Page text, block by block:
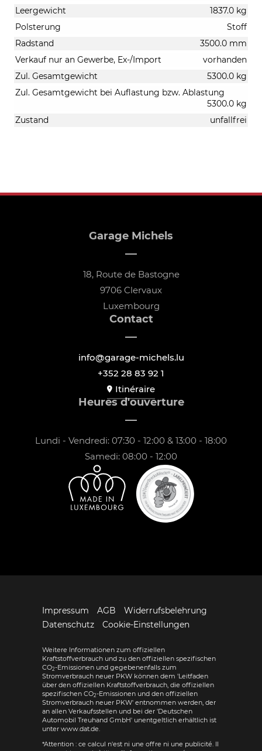
Leergewicht
1837.0 kg
Polsterung
Stoff
Radstand
3500.0 mm
Verkauf nur an Gewerbe, Ex-/Import
vorhanden
Zul. Gesamtgewicht
5300.0 kg
Zul. Gesamtgewicht bei Auflastung bzw. Ablastung
5300.0 kg
Zustand
unfallfrei
Garage Michels
18, Route de Bastogne
9706 Clervaux
Luxembourg
Contact
info@garage-michels.lu
+352 28 83 92 1
Itinéraire
Heures d'ouverture
Lundi - Vendredi: 07:30 - 12:00 & 13:00 - 18:00
Samedi: 08:00 - 12:00
Impressum AGB
Widerrufsbelehrung
Datenschutz
Cookie-Einstellungen
Weitere Informationen zum offiziellen
Kraftstoffverbrauch und zu den offiziellen spezifischen
CO2-Emissionen und gegebenenfalls zum
Stromverbrauch neuer PKW können dem 'Leitfaden
über den offiziellen Kraftstoffverbrauch, die offiziellen
spezifischen CO2-Emissionen und den offiziellen
Stromverbrauch neuer PKW' entnommen werden, der
an allen Verkaufsstellen und bei der 'Deutschen
Automobil Treuhand GmbH' unentgeltlich erhältlich ist
unter www.dat.de.
*Attention : ce calcul n'est ni une offre ni une publicité. Il